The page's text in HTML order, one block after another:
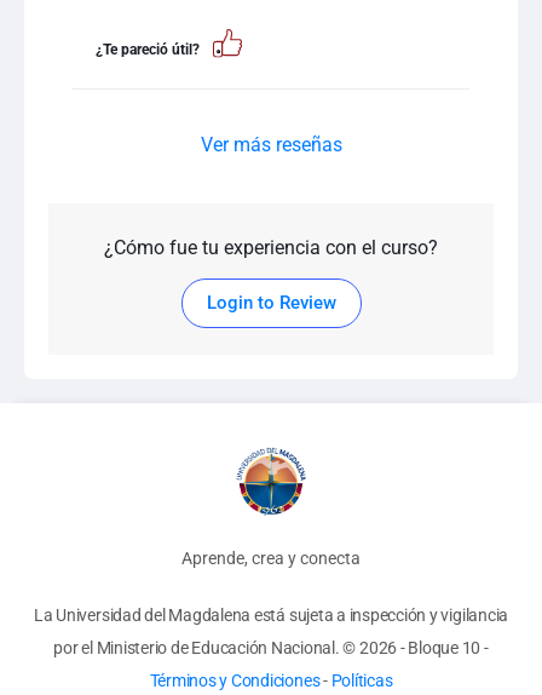
¿Te pareció útil?
Ver más reseñas
¿Cómo fue tu experiencia con el curso?
Login to Review
Aprende, crea y conecta
La Universidad del Magdalena está sujeta a inspección y vigilancia
por el Ministerio de Educación Nacional.© 2026 - Bloque 10 -
Términos y Condiciones- Políticas